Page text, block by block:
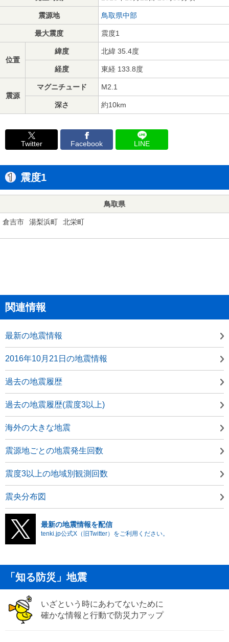
震源地 鳥取県中部
最大震度 震度1
位置
緯度 北緯 35.4度
経度 東経 133.8度
震源
マグニチュード M2.1
深さ 約10km
Twitter Facebook LINE
震度1
鳥取県
倉吉市 湯梨浜町 北栄町
関連情報
最新の地震情報
2016年10月21日の地震情報
過去の地震履歴
過去の地震履歴(震度3以上)
海外の大きな地震
震源地ごとの地震発生回数
震度3以上の地域別観測回数
震央分布図
最新の地震情報を配信
tenki.jp公式X（旧Twitter）をご利用ください。
「知る防災」地震
いざという時にあわてないために
確かな情報と行動で防災力アップ